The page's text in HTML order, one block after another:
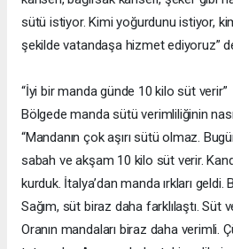
sütü istiyor. Kimi yoğurdunu istiyor,
şekilde vatandaşa hizmet ediyoruz”
“İyi bir manda günde 10 kilo süt verir”
Bölgede manda sütü verimliliğinin
“Mandanın çok aşırı sütü olmaz.
sabah ve akşam 10 kilo süt verir.
kurduk. İtalya’dan manda ırkları geldi.
Sağım, süt biraz daha farklılaştı. Süt
Oranın mandaları biraz daha verimli.